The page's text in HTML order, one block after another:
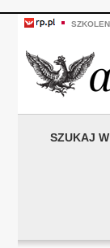
SZUKAJ